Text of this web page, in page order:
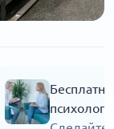
психолога